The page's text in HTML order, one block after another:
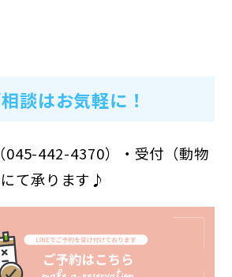
談はお気軽に！
045-442-4370）・受付（動物
て承ります♪